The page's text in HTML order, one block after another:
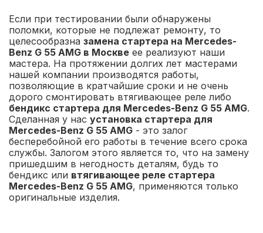
Если при тестировании были обнаружены
поломки, которые не подлежат ремонту, то
целесообразна замена стартера на Mercedes-
Benz G 55 AMG в Москве ее реализуют наши
мастера. На протяжении долгих лет мастерами
нашей компании производятся работы,
позволяющие в кратчайшие сроки и не очень
дорого смонтировать втягивающее реле либо
бендикс стартера для Mercedes-Benz G 55 AMG.
Сделанная у нас установка стартера для
Mercedes-Benz G 55 AMG - это залог
бесперебойной его работы в течение всего срока
службы. Залогом этого является то, что на замену
пришедшим в негодность деталям, будь то
бендикс или втягивающее реле стартера
Mercedes-Benz G 55 AMG, применяются только
оригинальные изделия.